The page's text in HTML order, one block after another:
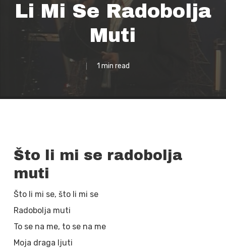
Li Mi Se Radobolja
Muti
1 min read
Što li mi se radobolja
muti
Što li mi se, što li mi se
Radobolja muti
To se na me, to se na me
Moja draga ljuti